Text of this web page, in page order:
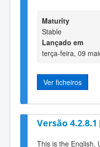
Maturity
Stable
Lançado em
terça-feira, 09
Ver ficheiros
Versão 4.2.8.1
This is the English,